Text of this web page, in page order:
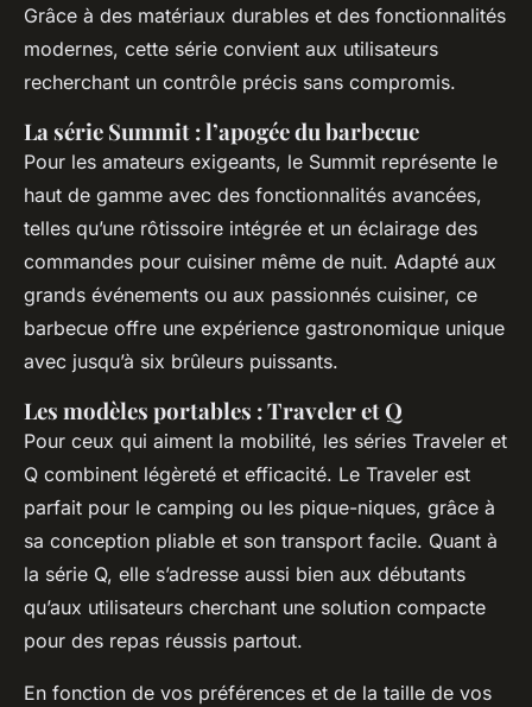
Grâce à des matériaux durables et des fonctionnalités
modernes, cette série convient aux utilisateurs
recherchant un contrôle précis sans compromis.
La série Summit : l’apogée du barbecue
Pour les amateurs exigeants, le Summit représente le
haut de gamme avec des fonctionnalités avancées,
telles qu’une rôtissoire intégrée et un éclairage des
commandes pour cuisiner même de nuit. Adapté aux
grands événements ou aux passionnés cuisiner, ce
barbecue offre une expérience gastronomique unique
avec jusqu’à six brûleurs puissants.
Les modèles portables : Traveler et Q
Pour ceux qui aiment la mobilité, les séries Traveler et
Q combinent légèreté et efficacité. Le Traveler est
parfait pour le camping ou les pique-niques, grâce à
sa conception pliable et son transport facile. Quant à
la série Q, elle s’adresse aussi bien aux débutants
qu’aux utilisateurs cherchant une solution compacte
pour des repas réussis partout.
En fonction de vos préférences et de la taille de vos